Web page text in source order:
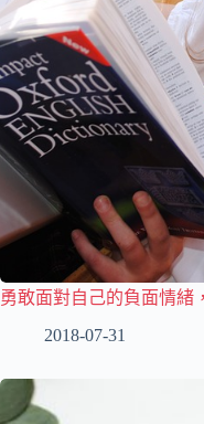
勇敢面對自己的負面情緒
2018-07-31